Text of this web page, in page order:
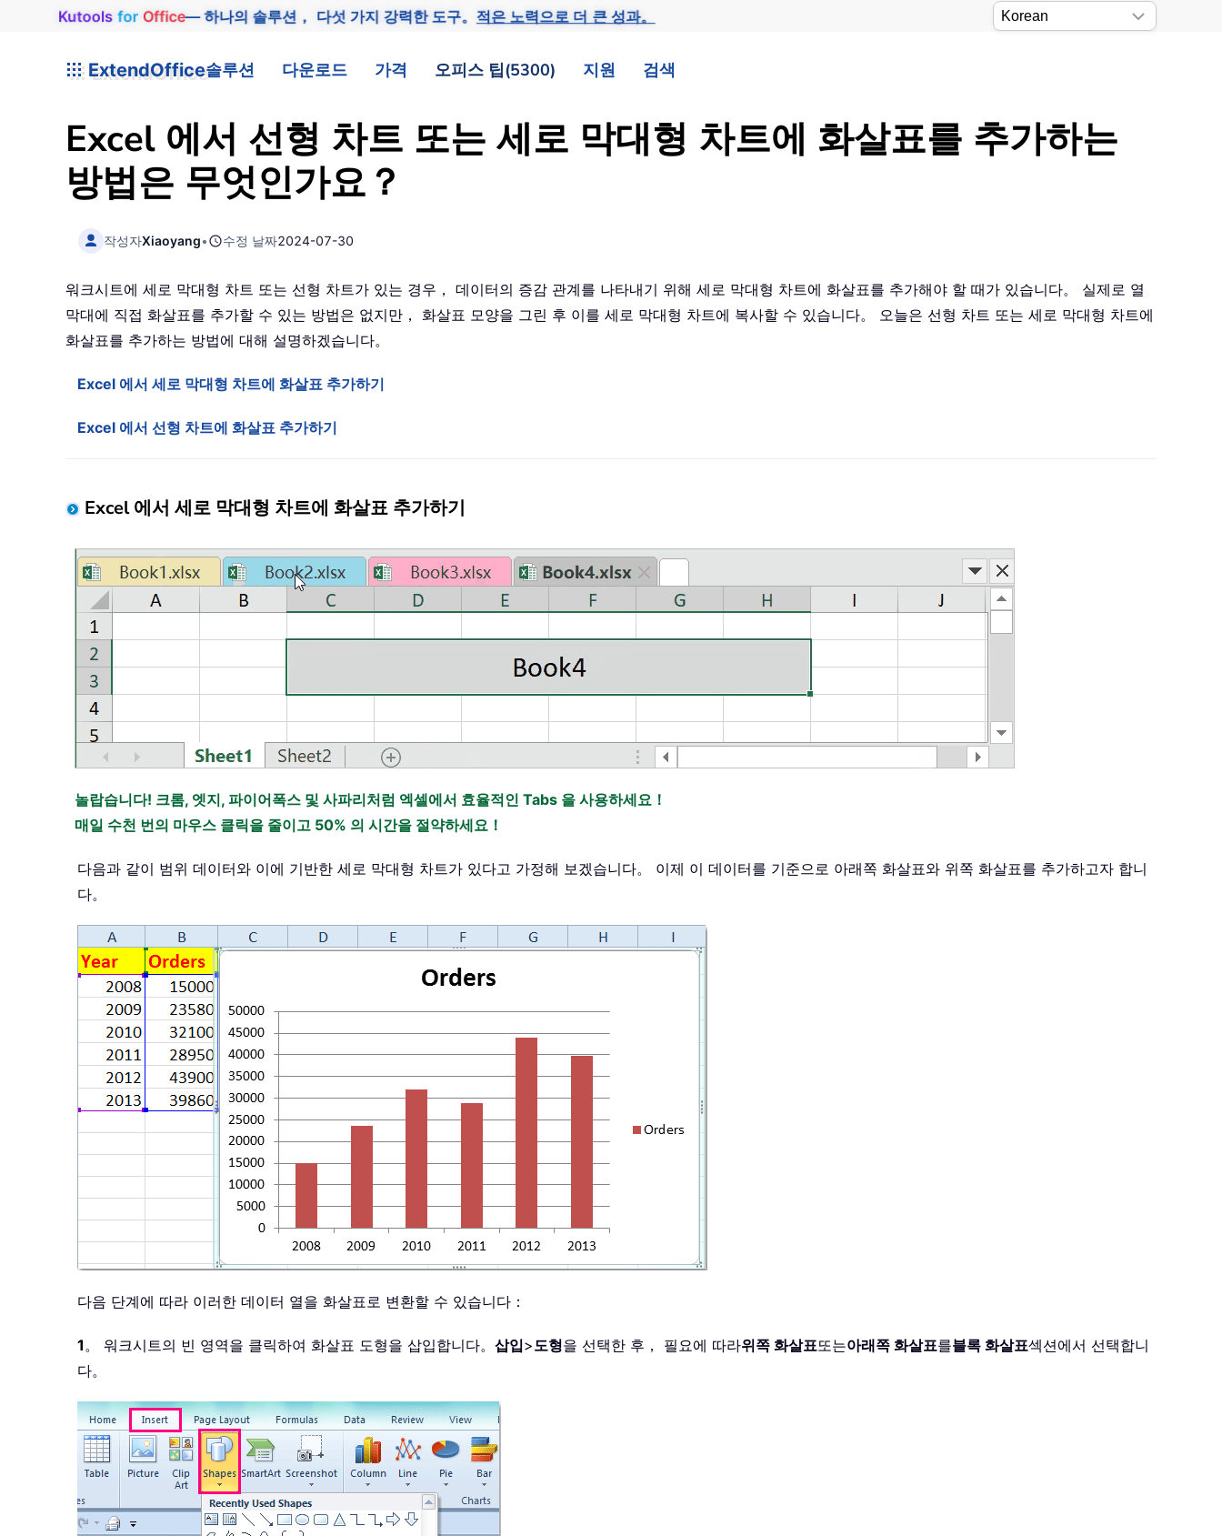
Kutools for Office— 하나의 솔루션， 다섯 가지 강력한 도구。 적은 노력으로 더 큰 성과。
ExtendOffice솔루션 다운로드 가격 오피스 팁(5300) 지원 검색
Excel 에서 선형 차트 또는 세로 막대형 차트에 화살표를 추가하는
방법은 무엇인가요？
작성자Xiaoyang• 수정 날짜2024-07-30
워크시트에 세로 막대형 차트 또는 선형 차트가 있는 경우， 데이터의 증감 관계를 나타내기 위해 세로 막대형 차트에 화살표를 추가해야 할 때가 있습니다。 실제로 열
막대에 직접 화살표를 추가할 수 있는 방법은 없지만， 화살표 모양을 그린 후 이를 세로 막대형 차트에 복사할 수 있습니다。 오늘은 선형 차트 또는 세로 막대형 차트에
화살표를 추가하는 방법에 대해 설명하겠습니다。
Excel 에서 세로 막대형 차트에 화살표 추가하기
Excel 에서 선형 차트에 화살표 추가하기
Excel 에서 세로 막대형 차트에 화살표 추가하기
놀랍습니다! 크롬, 엣지, 파이어폭스 및 사파리처럼 엑셀에서 효율적인 Tabs 을 사용하세요！
매일 수천 번의 마우스 클릭을 줄이고 50% 의 시간을 절약하세요！
다음과 같이 범위 데이터와 이에 기반한 세로 막대형 차트가 있다고 가정해 보겠습니다。 이제 이 데이터를 기준으로 아래쪽 화살표와 위쪽 화살표를 추가하고자 합니
다。
다음 단계에 따라 이러한 데이터 열을 화살표로 변환할 수 있습니다：
1。 워크시트의 빈 영역을 클릭하여 화살표 도형을 삽입합니다。 삽입>도형을 선택한 후， 필요에 따라위쪽 화살표또는아래쪽 화살표를블록 화살표섹션에서 선택합니
다。